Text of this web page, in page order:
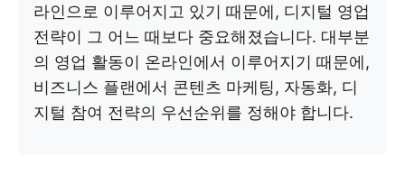
라인으로 이루어지고 있기 때문에, 디지털 영업
전략이 그 어느 때보다 중요해졌습니다. 대부분
의 영업 활동이 온라인에서 이루어지기 때문에,
비즈니스 플랜에서 콘텐츠 마케팅, 자동화, 디
지털 참여 전략의 우선순위를 정해야 합니다.